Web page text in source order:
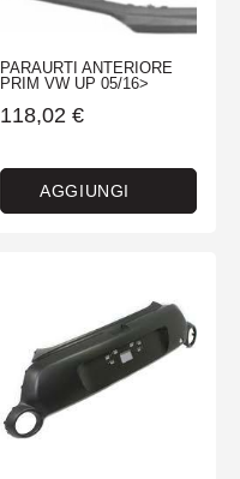
PARAURTI ANTERIORE
PRIM VW UP 05/16>
118,02 €
AGGIUNGI